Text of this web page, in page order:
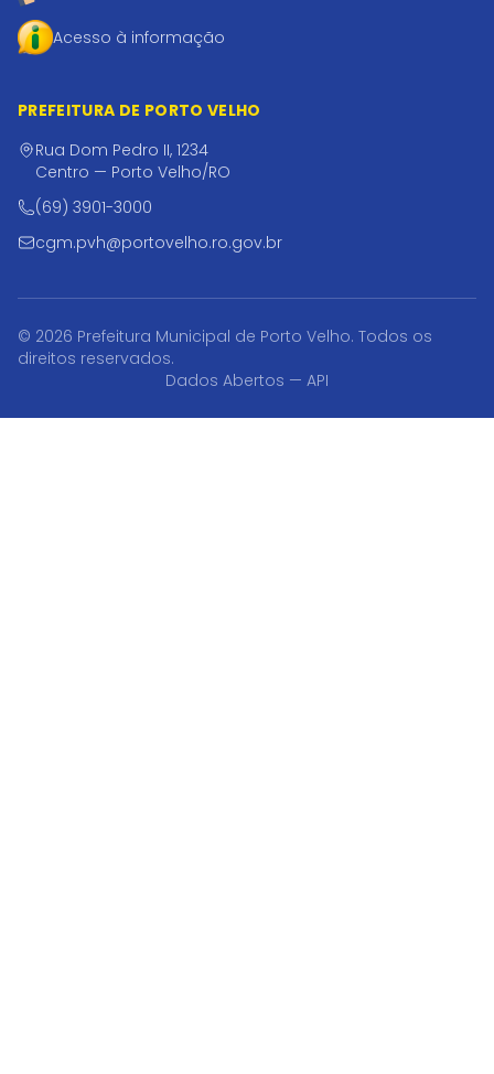
Acesso à informação
PREFEITURA DE PORTO VELHO
Rua Dom Pedro II, 1234
Centro — Porto Velho/RO
(69) 3901-3000
cgm.pvh@portovelho.ro.gov.br
© 2026 Prefeitura Municipal de Porto Velho. Todos os
direitos reservados.
Dados Abertos — API